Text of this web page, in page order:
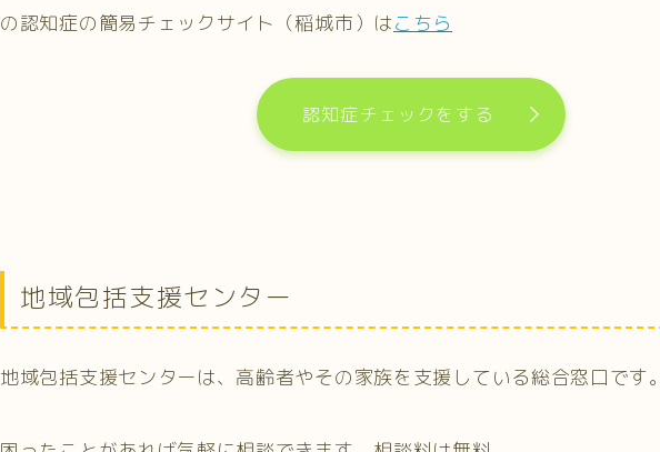
の認知症の簡易チェックサイト（稲城市）はこちら
認知症チェックをする
地域包括支援センター
地域包括支援センターは、高齢者やその家族を支援している総合窓口です